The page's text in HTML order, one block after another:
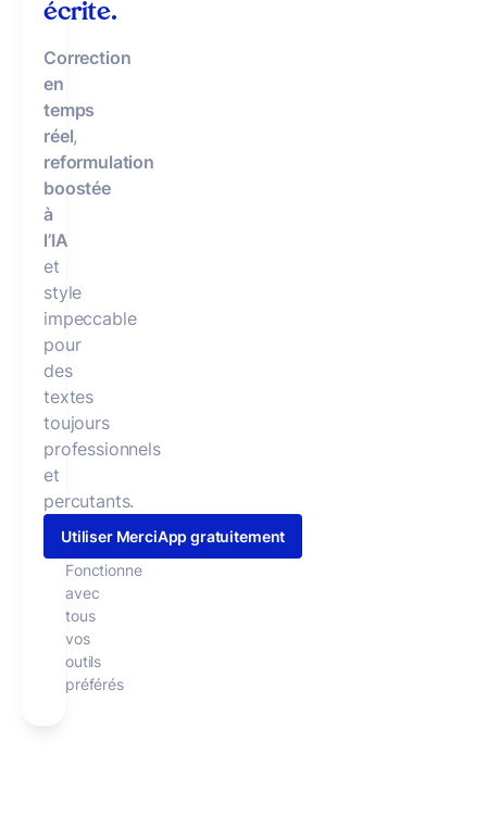
écrite.
Correction
en
temps
réel,
reformulation
boostée
à
l’IA
et
style
impeccable
pour
des
textes
toujours
professionnels
et
percutants.
Utiliser MerciApp gratuitement
Fonctionne
avec
tous
vos
outils
préférés